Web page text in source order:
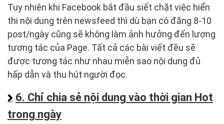
Tuy nhiên khi Facebook bắt đầu siết chặt việc hiển
thi nội dung trên newsfeed thì dù bạn có đăng 8-10
post/ngày cũng sẽ không làm ảnh hưởng đến lượng
tương tác của Page. Tất cả các bài viết đều sẽ
được tương tác như nhau miễn sao nội dung đủ
hấp dẫn và thu hút người đọc.
6. Chỉ chia sẻ nội dung vào thời gian Hot
trong ngày